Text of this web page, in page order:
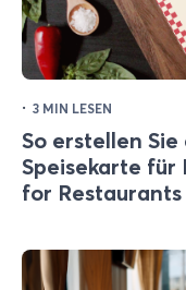
· 3 MIN LESEN
So erstellen
Speisekarte für
for